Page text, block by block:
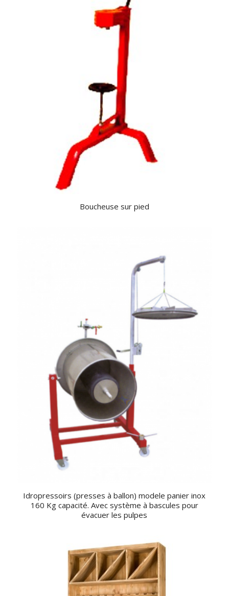
Boucheuse sur pied
Idropressoirs (presses à ballon) modele panier inox
160 Kg capacité. Avec système à bascules pour
évacuer les pulpes